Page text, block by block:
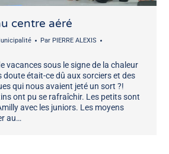
centre aéré
Par PIERRE ALEXIS
vacances sous le signe de la chaleur
doute était-ce dû aux sorciers et des
qui nous avaient jeté un sort ?!
ont pu se rafraîchir. Les petits sont
avec les juniors. Les moyens
au…